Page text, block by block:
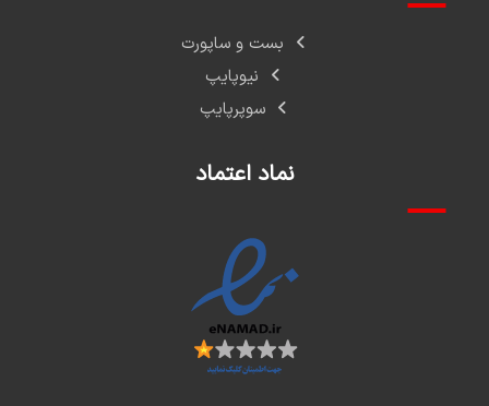
بست و ساپورت
نیوپایپ
سوپرپایپ
نماد اعتماد